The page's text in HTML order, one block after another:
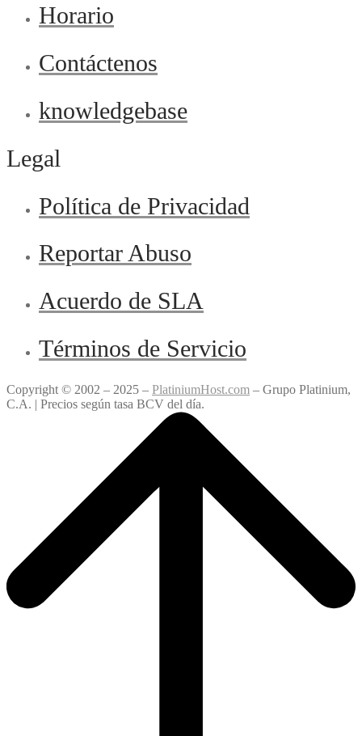
Horario
Contáctenos
knowledgebase
Legal
Política de Privacidad
Reportar Abuso
Acuerdo de SLA
Términos de Servicio
Copyright © 2002 – 2025 – PlatiniumHost.com – Grupo Platinium,
C.A. | Precios según tasa BCV del día.